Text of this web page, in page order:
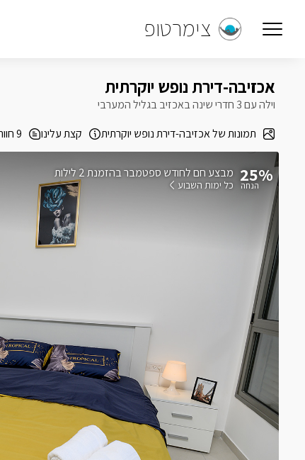
צימרטופ
אכזיבה-דירת נופש יוקרתית
וילה עם 3 חדרי שינה באכזיב בגליל המערבי
תמונות של אכזיבה-דירת נופש יוקרתית
קצת עלינו 9 חוות דעת
25% בהזמנת 2 לילות
כל ימות השבוע